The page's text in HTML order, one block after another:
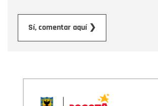
Sí, comentar aquí ❯